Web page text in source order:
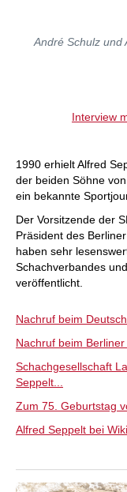
André Schulz und
Interview
1990 erhielt Alfred
der beiden Söhne
ein bekannte
Der Vorsitzende der
Präsident des
haben sehr
Schachverbandes
veröffentlicht.
Nachruf beim
Nachruf beim Berliner
Schachgesellschaft
Seppelt...
Zum 75. Geburtstag
Alfred Seppelt bei